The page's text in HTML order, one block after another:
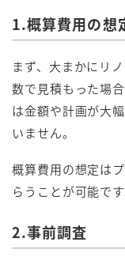
1.概算費用の想
まず、大まかにリ
数で見積もった場
は金額や計画が大
いません。
概算費用の想定は
らうことが可能です
2.事前調査